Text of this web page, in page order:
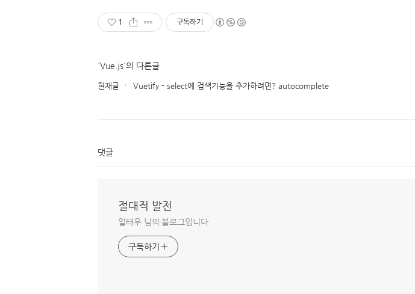
1 구독하기
'Vue.js'의 다른글
현재글 Vuetify - select에 검색기능을 추가하려면? autocomplete
댓글
절대적 발전
일태우 님의 블로그입니다.
구독하기